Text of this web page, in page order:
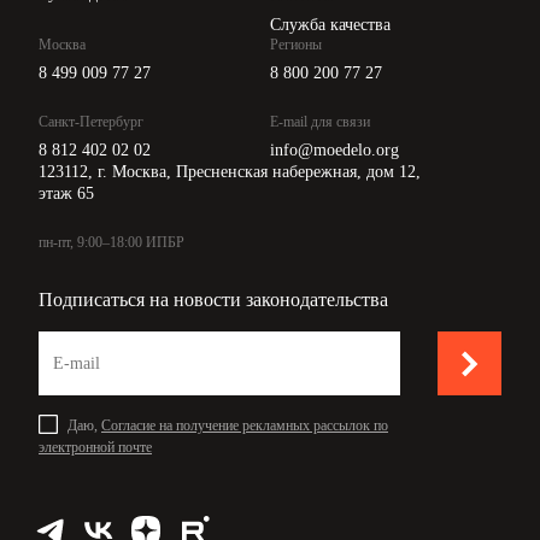
Служба качества
Москва
8 499 009 77 27
Санкт-Петербург
8 812 402 02 02
Регионы
8 800 200 77 27
E-mail для связи
info@moedelo.org
123112, г. Москва, Пресненская набережная, дом 12,
этаж 65
пн-пт, 9:00–18:00 ИПБР
Подписаться на новости законодательства
Даю, Согласие на получение рекламных рассылок по
электронной почте